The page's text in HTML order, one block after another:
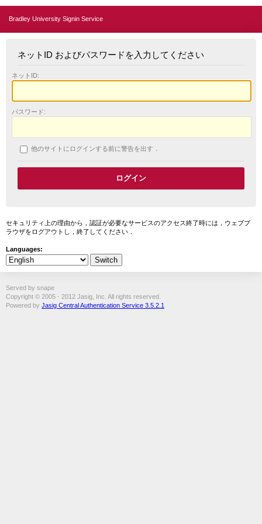
Bradley University Signin Service
ネットID およびパスワードを入力してください
ネットID:
パスワード:
他のサイトにログインする前に警告を出す．
セキュリティ上の理由から，認証が必要なサービスのアクセス終了時には，ウェブブ
ラウザをログアウトし，終了してください．
Languages:
Served by snape
Copyright © 2005 - 2012 Jasig, Inc. All rights reserved.
Powered by Jasig Central Authentication Service 3.5.2.1